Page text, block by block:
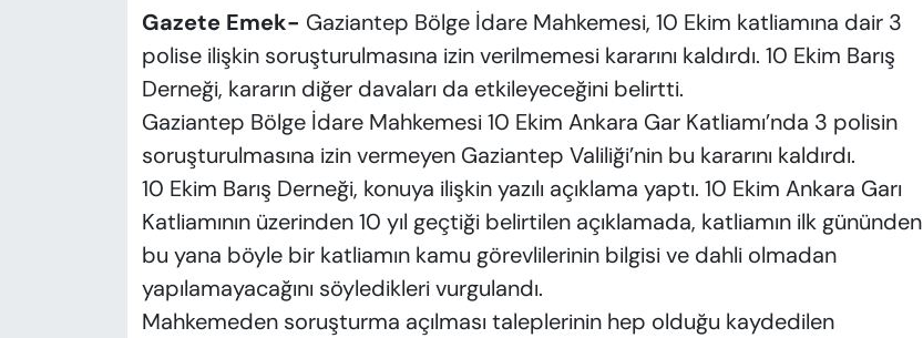
Gazete Emek- Gaziantep Bölge İdare Mahkemesi, 10 Ekim katliamına dair 3
polise ilişkin soruşturulmasına izin verilmemesi kararını kaldırdı. 10 Ekim Barış
Derneği, kararın diğer davaları da etkileyeceğini belirtti.
Gaziantep Bölge İdare Mahkemesi 10 Ekim Ankara Gar Katliamı’nda 3 polisin
soruşturulmasına izin vermeyen Gaziantep Valiliği’nin bu kararını kaldırdı.
10 Ekim Barış Derneği, konuya ilişkin yazılı açıklama yaptı. 10 Ekim Ankara Garı
Katliamının üzerinden 10 yıl geçtiği belirtilen açıklamada, katliamın ilk gününden
bu yana böyle bir katliamın kamu görevlilerinin bilgisi ve dahli olmadan
yapılamayacağını söyledikleri vurgulandı.
Mahkemeden soruşturma açılması taleplerinin hep olduğu kaydedilen
VAN VE DİYARBAKIR HABERLERİ